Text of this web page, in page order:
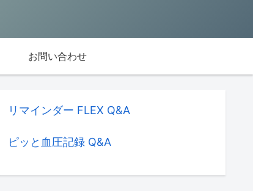
お問い合わせ
リマインダー FLEX Q&A
ピッと血圧記録 Q&A